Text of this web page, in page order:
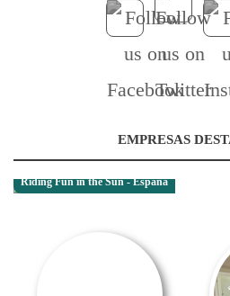
EMPRESAS
Riding Fun in the Sun - España